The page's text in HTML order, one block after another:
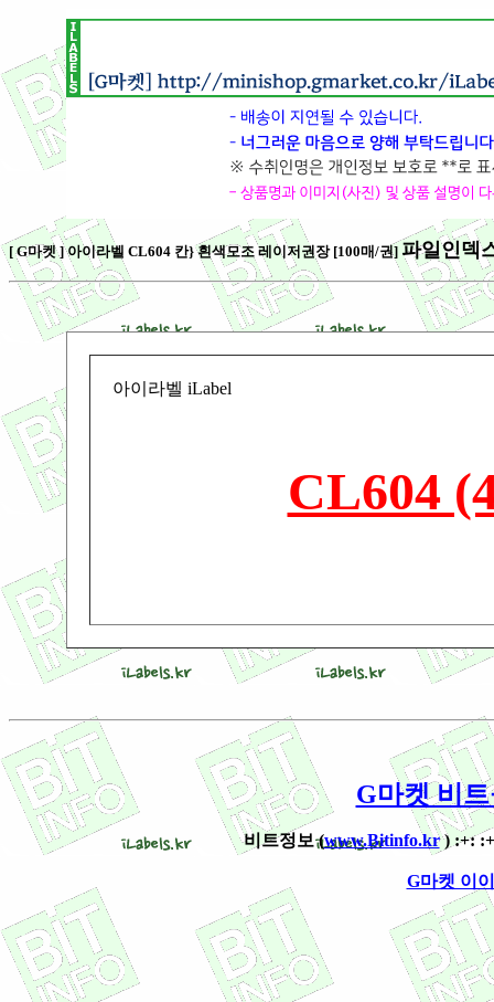
[ G마켓 ] 아이라벨 CL604 칸} 흰색모조 레이저권장 [100매/권] 파일인덱
아이라벨 iLabel
CL604
G마켓 비
비트정보 (www.Bitinfo.kr ) :+:
G마켓 이